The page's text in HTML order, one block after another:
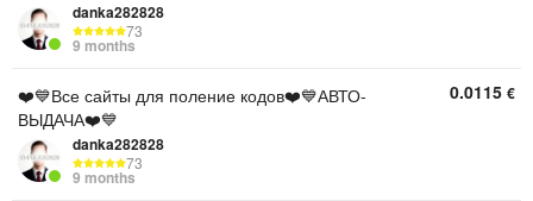
danka282828
73
9 months
❤️💙Все сайты для поление кодов❤️💙АВТО-
ВЫДАЧА❤️💙
danka282828
73
9 months
0.0115 €